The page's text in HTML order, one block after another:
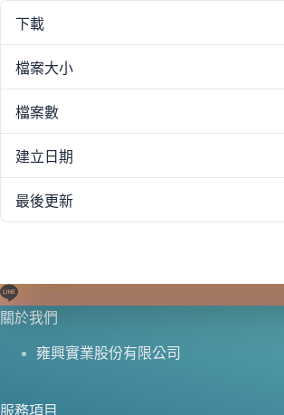
下載
檔案大小
檔案數
建立日期
最後更新
關於我們
雍興實業股份有限公司
服務項目